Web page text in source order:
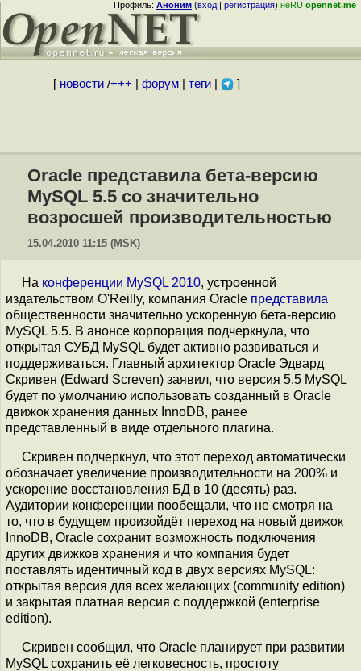
Профиль:Аноним(вход|регистрация)неRUopennet.me
[ новости/+++ форум| теги| ]
Oracle представила бета-версию
MySQL 5.5 со значительно
возросшей производительностью
15.04.2010 11:15 (MSK)
На конференции MySQL 2010, устроенной
издательством O'Reilly, компания Oracle представила
общественности значительно ускоренную бета-версию
MySQL 5.5. В анонсе корпорация подчеркнула, что
открытая СУБД MySQL будет активно развиваться и
поддерживаться. Главный архитектор Oracle Эдвард
Скривен (Edward Screven) заявил, что версия 5.5 MySQL
будет по умолчанию использовать созданный в Oracle
движок хранения данных InnoDB, ранее
представленный в виде отдельного плагина.
Скривен подчеркнул, что этот переход автоматически
обозначает увеличение производительности на 200% и
ускорение восстановления БД в 10 (десять) раз.
Аудитории конференции пообещали, что не смотря на
то, что в будущем произойдёт переход на новый движок
InnoDB, Oracle сохранит возможность подключения
других движков хранения и что компания будет
поставлять идентичный код в двух версиях MySQL:
открытая версия для всех желающих (community edition)
и закрытая платная версия с поддержкой (enterprise
edition).
Скривен сообщил, что Oracle планирует при развитии
MySQL сохранить её легковесность, простоту